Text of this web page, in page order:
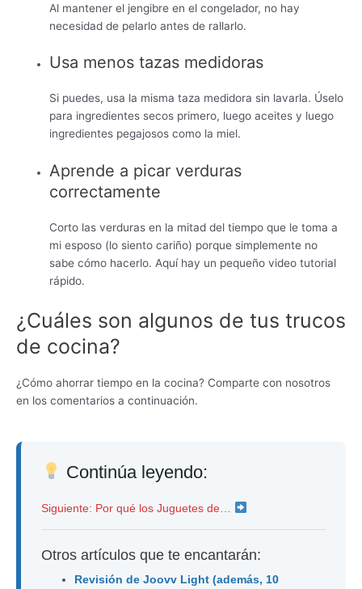
Al mantener el jengibre en el congelador, no hay
necesidad de pelarlo antes de rallarlo.
Usa menos tazas medidoras
Si puedes, usa la misma taza medidora sin lavarla. Úselo
para ingredientes secos primero, luego aceites y luego
ingredientes pegajosos como la miel.
Aprende a picar verduras
correctamente
Corto las verduras en la mitad del tiempo que le toma a
mi esposo (lo siento cariño) porque simplemente no
sabe cómo hacerlo. Aquí hay un pequeño video tutorial
rápido.
¿Cuáles son algunos de tus trucos
de cocina?
¿Cómo ahorrar tiempo en la cocina? Comparte con nosotros
en los comentarios a continuación.
Continúa leyendo:
Siguiente: Por qué los Juguetes de…
Otros artículos que te encantarán:
Revisión de Joovv Light (además, 10